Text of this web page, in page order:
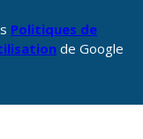
Politiques de
de Google